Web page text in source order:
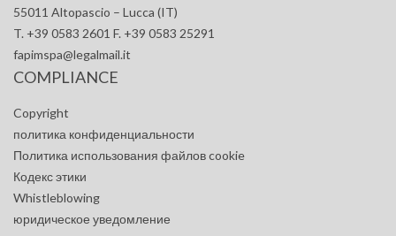
55011 Altopascio – Lucca (IT)
T. +39 0583 2601 F. +39 0583 25291
fapimspa@legalmail.it
COMPLIANCE
Copyright
политика конфиденциальности
Политика использования файлов cookie
Кодекс этики
Whistleblowing
юридическое уведомление